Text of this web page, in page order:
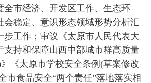
全市经济、开发区工作、生态环
会稳定、意识形态领域形势分析汇
步工作；审议《太原市人民代表大
支持和保障山西中部城市群高质量
《太原市学校安全条例(草案修改
市食品安全“两个责任”落地落实相